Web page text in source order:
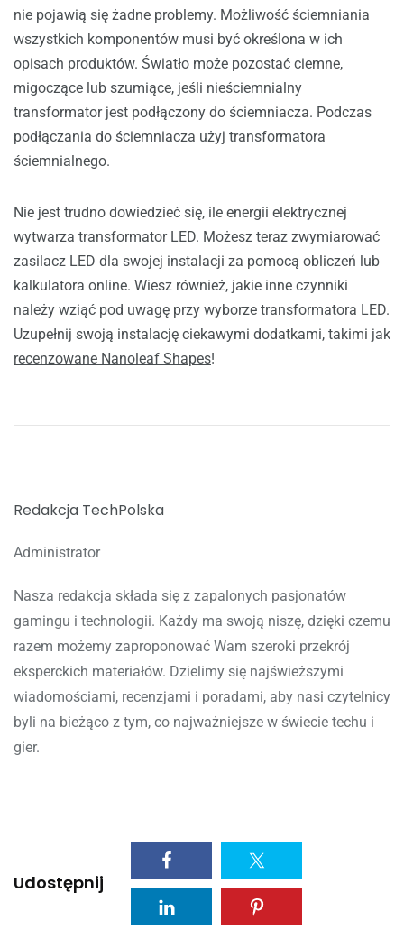
nie pojawią się żadne problemy. Możliwość ściemniania
wszystkich komponentów musi być określona w ich
opisach produktów. Światło może pozostać ciemne,
migoczące lub szumiące, jeśli nieściemnialny
transformator jest podłączony do ściemniacza. Podczas
podłączania do ściemniacza użyj transformatora
ściemnialnego.
Nie jest trudno dowiedzieć się, ile energii elektrycznej
wytwarza transformator LED. Możesz teraz zwymiarować
zasilacz LED dla swojej instalacji za pomocą obliczeń lub
kalkulatora online. Wiesz również, jakie inne czynniki
należy wziąć pod uwagę przy wyborze transformatora LED.
Uzupełnij swoją instalację ciekawymi dodatkami, takimi jak
recenzowane Nanoleaf Shapes!
Redakcja TechPolska
Administrator
Nasza redakcja składa się z zapalonych pasjonatów
gamingu i technologii. Każdy ma swoją niszę, dzięki czemu
razem możemy zaproponować Wam szeroki przekrój
eksperckich materiałów. Dzielimy się najświeższymi
wiadomościami, recenzjami i poradami, aby nasi czytelnicy
byli na bieżąco z tym, co najważniejsze w świecie techu i
gier.
Udostępnij